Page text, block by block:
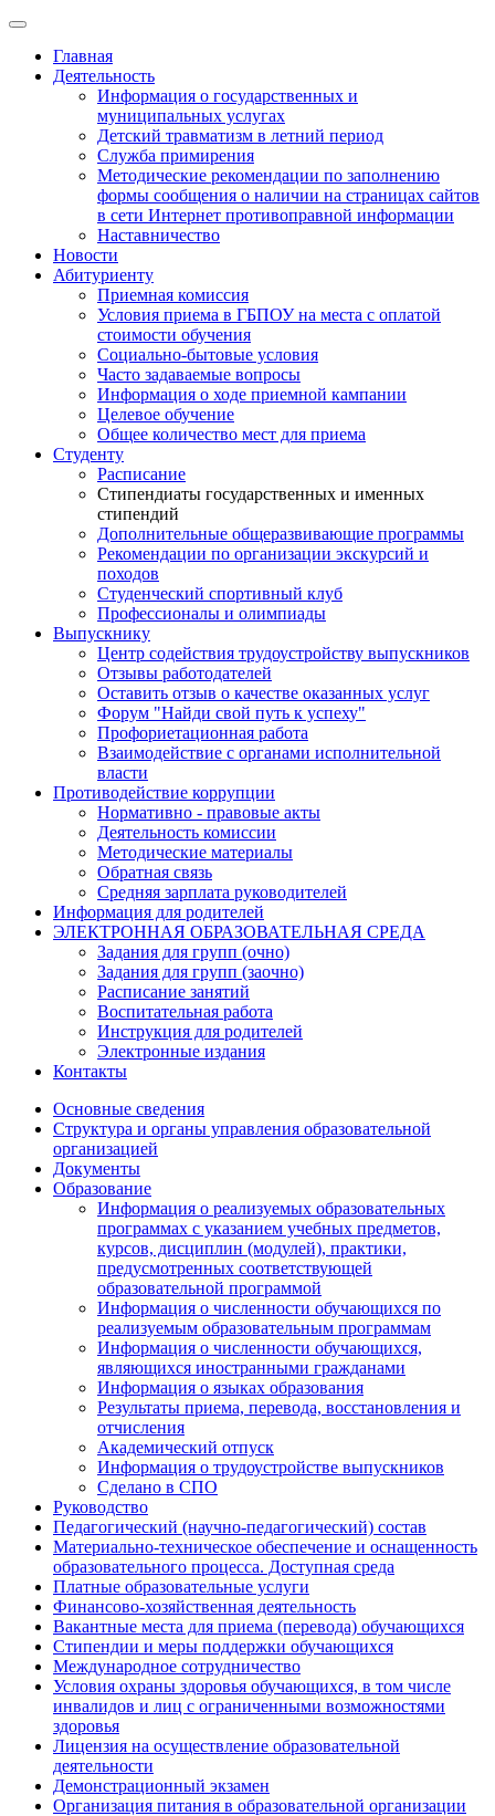
Главная
Деятельность
Информация о государственных и
муниципальных услугах
Детский травматизм в летний период
Служба примирения
Методические рекомендации по заполнению
формы сообщения о наличии на страницах сайтов
в сети Интернет противоправной информации
Наставничество
Новости
Абитуриенту
Приемная комиссия
Условия приема в ГБПОУ на места с оплатой
стоимости обучения
Социально-бытовые условия
Часто задаваемые вопросы
Информация о ходе приемной кампании
Целевое обучение
Общее количество мест для приема
Студенту
Расписание
Стипендиаты государственных и именных
стипендий
Дополнительные общеразвивающие программы
Рекомендации по организации экскурсий и
походов
Студенческий спортивный клуб
Профессионалы и олимпиады
Выпускнику
Центр содействия трудоустройству выпускников
Отзывы работодателей
Оставить отзыв о качестве оказанных услуг
Форум "Найди свой путь к успеху"
Профориетационная работа
Взаимодействие с органами исполнительной
власти
Противодействие коррупции
Нормативно - правовые акты
Деятельность комиссии
Методические материалы
Обратная связь
Средняя зарплата руководителей
Информация для родителей
ЭЛЕКТРОННАЯ ОБРАЗОВАТЕЛЬНАЯ СРЕДА
Задания для групп (очно)
Задания для групп (заочно)
Расписание занятий
Воспитательная работа
Инструкция для родителей
Электронные издания
Контакты
Основные сведения
Структура и органы управления образовательной
организацией
Документы
Образование
Информация о реализуемых образовательных
программах с указанием учебных предметов,
курсов, дисциплин (модулей), практики,
предусмотренных соответствующей
образовательной программой
Информация о численности обучающихся по
реализуемым образовательным программам
Информация о численности обучающихся,
являющихся иностранными гражданами
Информация о языках образования
Результаты приема, перевода, восстановления и
отчисления
Академический отпуск
Информация о трудоустройстве выпускников
Сделано в СПО
Руководство
Педагогический (научно-педагогический) состав
Материально-техническое обеспечение и оснащенность
образовательного процесса. Доступная среда
Платные образовательные услуги
Финансово-хозяйственная деятельность
Вакантные места для приема (перевода) обучающихся
Стипендии и меры поддержки обучающихся
Международное сотрудничество
Условия охраны здоровья обучающихся, в том числе
инвалидов и лиц с ограниченными возможностями
здоровья
Лицензия на осуществление образовательной
деятельности
Демонстрационный экзамен
Организация питания в образовательной организации